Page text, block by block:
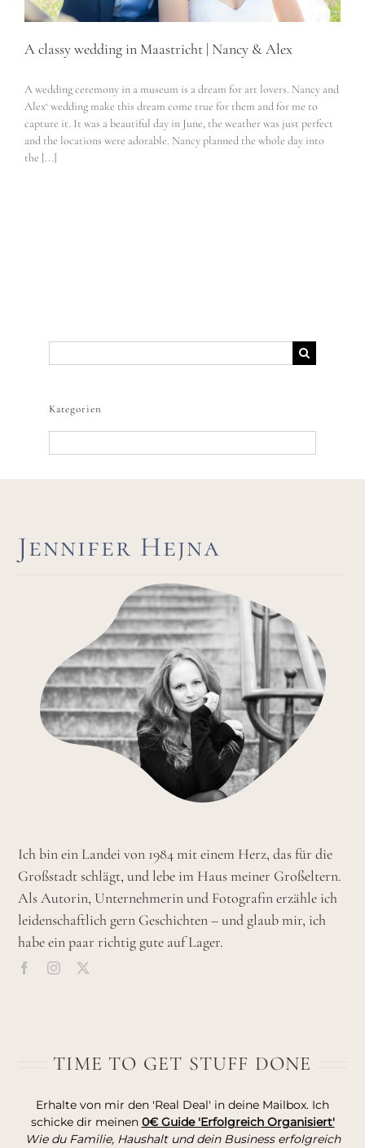
A classy wedding in Maastricht | Nancy & Alex
A wedding ceremony in a museum is a dream for art lovers. Nancy and
Alex‘ wedding make this dream come true for them and for me to
capture it. It was a beautiful day in June, the weather was just perfect
and the locations were adorable. Nancy planned the whole day into
the [...]
nach:
Kategorien
Jennifer Hejna
Ich bin ein Landei von 1984 mit einem Herz, das für die
Großstadt schlägt, und lebe im Haus meiner Großeltern.
Als Autorin, Unternehmerin und Fotografin erzähle ich
leidenschaftlich gern Geschichten – und glaub mir, ich
habe ein paar richtig gute auf Lager.
TIME TO GET STUFF DONE
Erhalte von mir den 'Real Deal' in deine Mailbox. Ich
schicke dir meinen 0€ Guide 'Erfolgreich Organisiert'
Wie du Familie, Haushalt und dein Business erfolgreich